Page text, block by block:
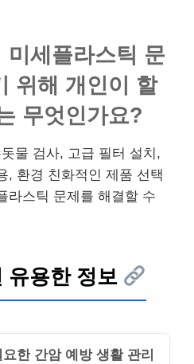
미세플라스틱 문
위해 개인이 할
무엇인가요?
물 검사, 고급 필터 설치,
, 환경 친화적인 제품 선택
라스틱 문제를 해결할 수
유용한 정보
한 간암 예방 생활 관리